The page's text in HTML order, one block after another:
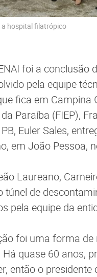
a hospital filatrópico
foi a conclusão
pela equipe
fica em Campina
Paraíba (FIEP),
Euler Sales,
em João Pessoa,
Laureano,
túnel de
pela equipe da
foi uma forma
quase 60 anos,
então o presidente